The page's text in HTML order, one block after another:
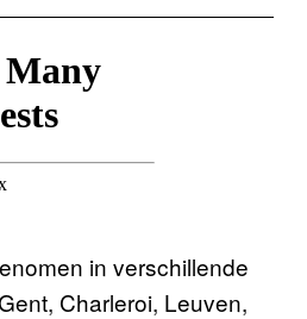
in verschillende
Charleroi, Leuven,